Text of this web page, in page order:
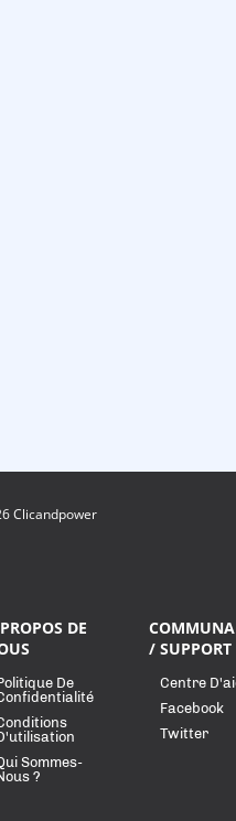
Clicandpower
DE
De
Sommes-
?
/ SUPPORT
Centre
Facebook
Twitter